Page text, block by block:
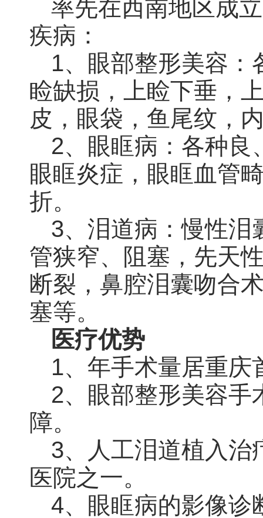
率先在西南地区成
疾病：
1、眼部整形美容：
睑缺损，上睑下垂，
皮，眼袋，鱼尾纹，
2、眼眶病：各种良
眼眶炎症，眼眶血管
折。
3、泪道病：慢性泪
管狭窄、阻塞，先天
断裂，鼻腔泪囊吻合
塞等。
医疗优势
1、年手术量居重庆
2、眼部整形美容手
障。
3、人工泪道植入治
医院之一。
4、眼眶病的影像诊